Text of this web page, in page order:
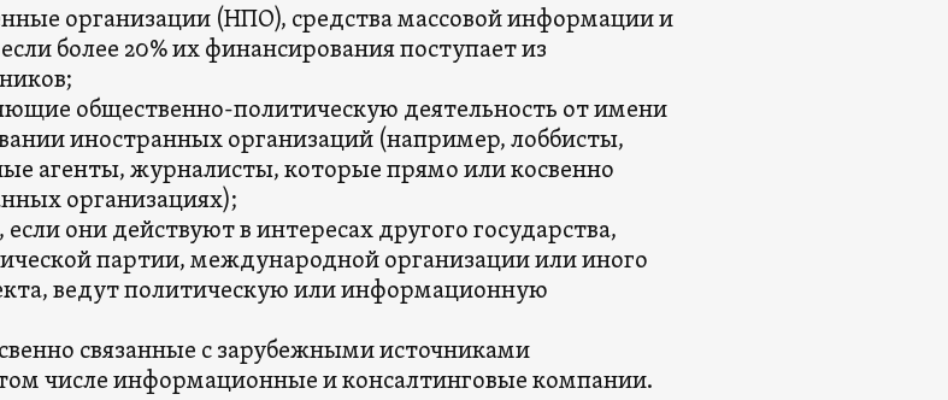
организации (НПО), средства массовой информации и
более 20% их финансирования поступает из
общественно-политическую деятельность от имени
иностранных организаций (например, лоббисты,
агенты, журналисты, которые прямо или косвенно
организациях);
они действуют в интересах другого государства,
партии, международной организации или иного
ведут политическую или информационную
связанные с зарубежными источниками
числе информационные и консалтинговые компании.